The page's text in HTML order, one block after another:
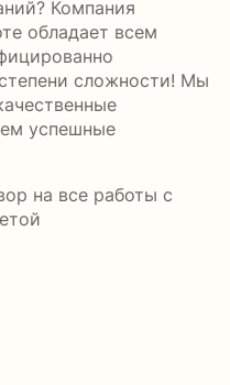
Компания
обладает всем
сложности! Мы
успешные
на все работы с